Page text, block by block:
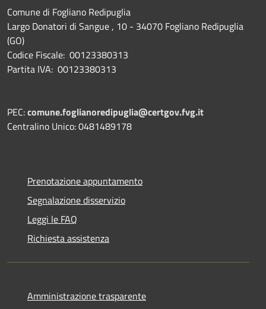
Comune di Fogliano Redipuglia
Largo Donatori di Sangue , 10 - 34070 Fogliano Redipuglia
(GO)
Codice Fiscale: 00123380313
Partita IVA: 00123380313
PEC:comune.foglianoredipuglia@certgov.fvg.it
Centralino Unico: 0481489178
Prenotazione appuntamento
Segnalazione disservizio
Leggi le FAQ
Richiesta assistenza
Amministrazione trasparente